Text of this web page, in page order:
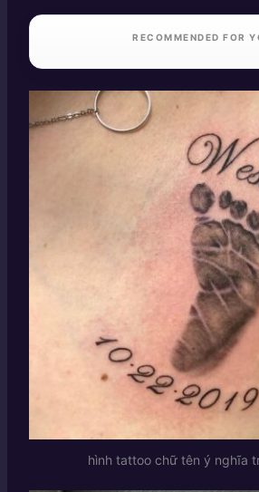
RECOMMENDED FOR
hình tattoo chữ tên ý nghĩa